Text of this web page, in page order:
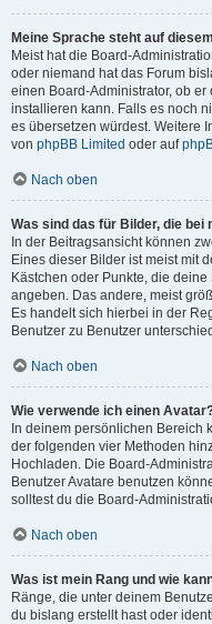
Meine Sprache steht auf
Meist hat die Board-
oder niemand hat das Forum
einen Board-Administrator, ob
installieren kann. Falls es noch
es übersetzen würdest. Weitere
von phpBB Limited oder auf
Nach oben
Was sind das für Bilder, die bei
In der Beitragsansicht können
Eines dieser Bilder ist meist mit
Kästchen oder Punkte, die
angeben. Das andere, meist
Es handelt sich hierbei in der
Benutzer zu Benutzer
Nach oben
Wie verwende ich einen
In deinem persönlichen Bereich
der folgenden vier Methoden
Hochladen. Die Board-
Benutzer Avatare benutzen
solltest du die Board-
Nach oben
Was ist mein Rang und wie
Ränge, die unter deinem
du bislang erstellt hast oder